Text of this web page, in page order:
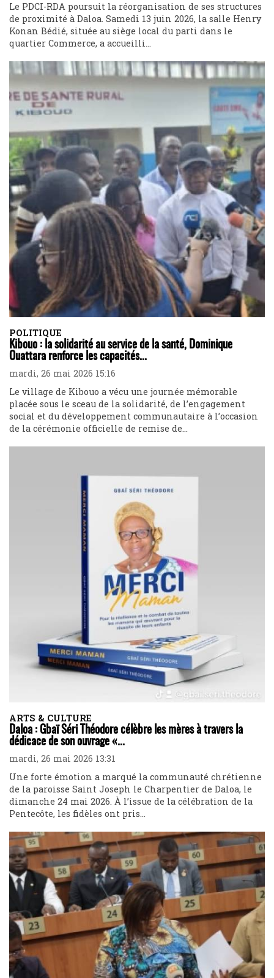
Le PDCI-RDA poursuit la réorganisation de ses structures
de proximité à Daloa. Samedi 13 juin 2026, la salle Henry
Konan Bédié, située au siège local du parti dans le
quartier Commerce, a accueilli...
POLITIQUE
Kibouo : la solidarité au service de la santé, Dominique
Ouattara renforce les capacités...
mardi, 26 mai 2026 15:16
Le village de Kibouo a vécu une journée mémorable
placée sous le sceau de la solidarité, de l’engagement
social et du développement communautaire à l’occasion
de la cérémonie officielle de remise de...
ARTS & CULTURE
Daloa : Gbaï Séri Théodore célèbre les mères à travers la
dédicace de son ouvrage «...
mardi, 26 mai 2026 13:31
Une forte émotion a marqué la communauté chrétienne
de la paroisse Saint Joseph le Charpentier de Daloa, le
dimanche 24 mai 2026. À l’issue de la célébration de la
Pentecôte, les fidèles ont pris...